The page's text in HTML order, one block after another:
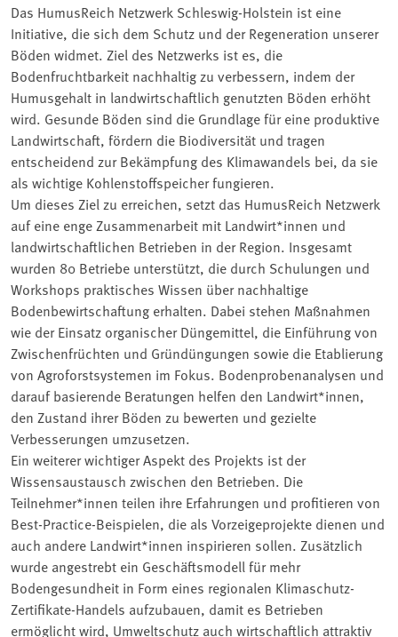
Das HumusReich Netzwerk Schleswig-Holstein ist eine
Initiative, die sich dem Schutz und der Regeneration unserer
Böden widmet. Ziel des Netzwerks ist es, die
Bodenfruchtbarkeit nachhaltig zu verbessern, indem der
Humusgehalt in landwirtschaftlich genutzten Böden erhöht
wird. Gesunde Böden sind die Grundlage für eine produktive
Landwirtschaft, fördern die Biodiversität und tragen
entscheidend zur Bekämpfung des Klimawandels bei, da sie
als wichtige Kohlenstoffspeicher fungieren.
Um dieses Ziel zu erreichen, setzt das HumusReich Netzwerk
auf eine enge Zusammenarbeit mit Landwirt*innen und
landwirtschaftlichen Betrieben in der Region. Insgesamt
wurden 80 Betriebe unterstützt, die durch Schulungen und
Workshops praktisches Wissen über nachhaltige
Bodenbewirtschaftung erhalten. Dabei stehen Maßnahmen
wie der Einsatz organischer Düngemittel, die Einführung von
Zwischenfrüchten und Gründüngungen sowie die Etablierung
von Agroforstsystemen im Fokus. Bodenprobenanalysen und
darauf basierende Beratungen helfen den Landwirt*innen,
den Zustand ihrer Böden zu bewerten und gezielte
Verbesserungen umzusetzen.
Ein weiterer wichtiger Aspekt des Projekts ist der
Wissensaustausch zwischen den Betrieben. Die
Teilnehmer*innen teilen ihre Erfahrungen und profitieren von
Best-Practice-Beispielen, die als Vorzeigeprojekte dienen und
auch andere Landwirt*innen inspirieren sollen. Zusätzlich
wurde angestrebt ein Geschäftsmodell für mehr
Bodengesundheit in Form eines regionalen Klimaschutz-
Zertifikate-Handels aufzubauen, damit es Betrieben
ermöglicht wird, Umweltschutz auch wirtschaftlich attraktiv